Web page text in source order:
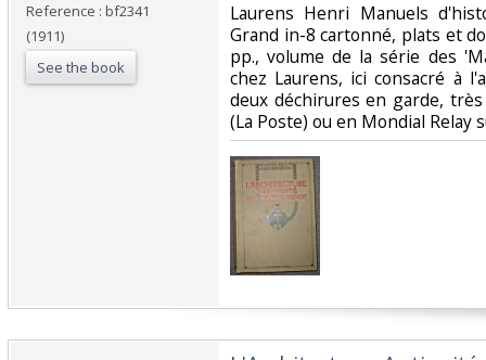
Reference : bf2341
(1911)
See the book
‎Laurens Henri Manuels
Grand in-8 cartonné, plats et
pp., volume de la série des
chez Laurens, ici consacré à
deux déchirures en garde,
(La Poste) ou en Mondial Relay